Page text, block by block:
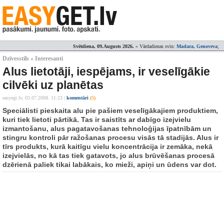
Svētdiena, 09.Augusts 2026. » Vārdadienas svin: Madara, Genoveva;
Dzīvesstils » Interesanti
Alus lietotāji, iespējams, ir veselīgākie
cilvēki uz planētas
easyegt.lv, 03.07.2008. 11:23 komentāri (5)
Speciālisti pieskaita alu pie pašiem veselīgākajiem produktiem,
kuri tiek lietoti pārtikā. Tas ir saistīts ar dabīgo izejvielu
izmantošanu, alus pagatavošanas tehnoloģijas īpatnībām un
stingru kontroli pār ražošanas procesu visās tā stadijās. Alus ir
tīrs produkts, kurā kaitīgu vielu koncentrācija ir zemāka, nekā
izejvielās, no kā tas tiek gatavots, jo alus brūvēšanas procesā
dzērienā paliek tikai labākais, ko mieži, apiņi un ūdens var dot.